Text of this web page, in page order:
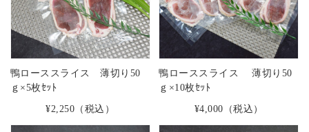
鴨ローススライス 薄切り50
ｇ×5枚ｾｯﾄ
¥2,250 （税込）
鴨ローススライス 薄切り50
ｇ×10枚ｾｯﾄ
¥4,000 （税込）